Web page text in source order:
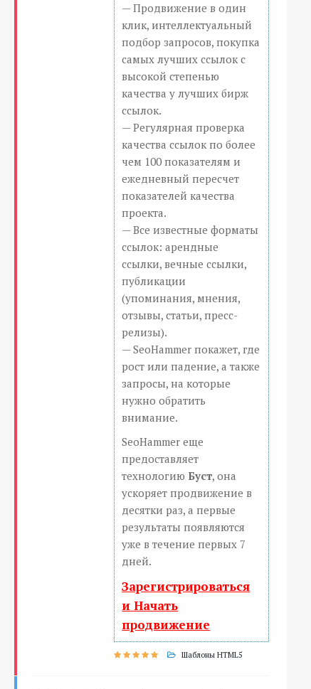
— Продвижение в один
клик, интеллектуальный
подбор запросов, покупка
самых лучших ссылок с
высокой степенью
качества у лучших бирж
ссылок.
— Регулярная проверка
качества ссылок по более
чем 100 показателям и
ежедневный пересчет
показателей качества
проекта.
— Все известные форматы
ссылок: арендные
ссылки, вечные ссылки,
публикации
(упоминания, мнения,
отзывы, статьи, пресс-
релизы).
— SeoHammer покажет, где
рост или падение, а также
запросы, на которые
нужно обратить
внимание.
SeoHammer еще
предоставляет
технологию Буст, она
ускоряет продвижение в
десятки раз, а первые
результаты появляются
уже в течение первых 7
дней.
Зарегистрироваться
и Начать
продвижение
Шаблоны HTML5